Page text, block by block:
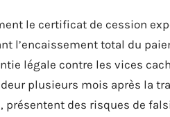
le certificat de cession
l’encaissement total du
légale contre les vices
plusieurs mois après la
présentent des risques de